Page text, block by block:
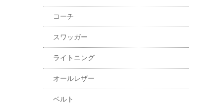
コーチ
スワッガー
ライトニング
オールレザー
ベルト